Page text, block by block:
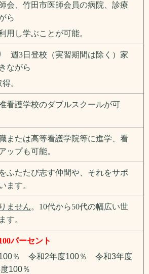
会、竹田市医師会員の病院、診療
ら
し学ぶことが可能。
週3日登校（実習期間は除く） 家
ながら
。
看護学校のダブルスクールが可
または高等看護学院等に進学、看
ップも可能。
ふたたび志す仲間や、それをサポ
ます。
ません。10代から50代の幅広い世
す。
パーセント
％ 令和2年度100％ 令和3年度
100％